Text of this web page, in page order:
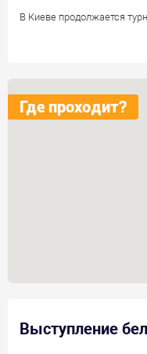
В Киеве продолжается
Где проходит?
Выступление